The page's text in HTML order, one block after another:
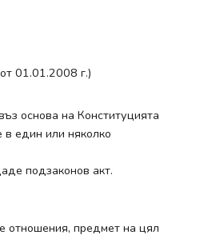
01.01.2008 г.)
основа на Конституцията
един или няколко
подзаконов акт.
отношения, предмет на цял